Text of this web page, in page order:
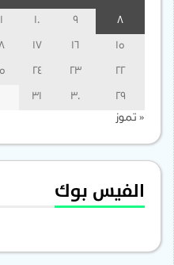
15
16
17
18
22
23
24
25
29
30
31
« تموز
الفيس بوك